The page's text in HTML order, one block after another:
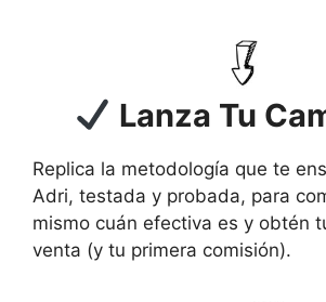
Lanza Tu
Replica la metodología que te
Adri, testada y probada, para
mismo cuán efectiva es y obtén
venta (y tu primera comisión).